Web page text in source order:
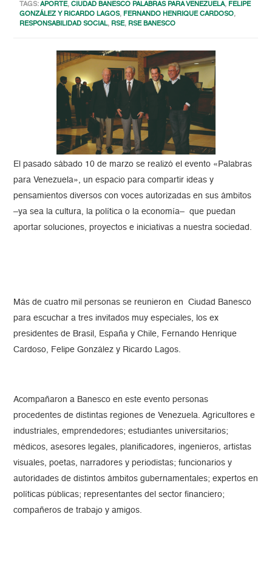
TAGS:APORTE,CIUDAD BANESCO PALABRAS PARA VENEZUELA, FELIPE
GONZÁLEZ Y RICARDO LAGOS, FERNANDO HENRIQUE CARDOSO,
RESPONSABILIDAD SOCIAL, RSE, RSE BANESCO
El pasado sábado 10 de marzo se realizó el evento «Palabras
para Venezuela», un espacio para compartir ideas y
pensamientos diversos con voces autorizadas en sus ámbitos
–ya sea la cultura, la política o la economía– que puedan
aportar soluciones, proyectos e iniciativas a nuestra sociedad.
Más de cuatro mil personas se reunieron en Ciudad Banesco
para escuchar a tres invitados muy especiales, los ex
presidentes de Brasil, España y Chile, Fernando Henrique
Cardoso, Felipe González y Ricardo Lagos.
Acompañaron a Banesco en este evento personas
procedentes de distintas regiones de Venezuela. Agricultores e
industriales, emprendedores; estudiantes universitarios;
médicos, asesores legales, planificadores, ingenieros, artistas
visuales, poetas, narradores y periodistas; funcionarios y
autoridades de distintos ámbitos gubernamentales; expertos en
políticas públicas; representantes del sector financiero;
compañeros de trabajo y amigos.